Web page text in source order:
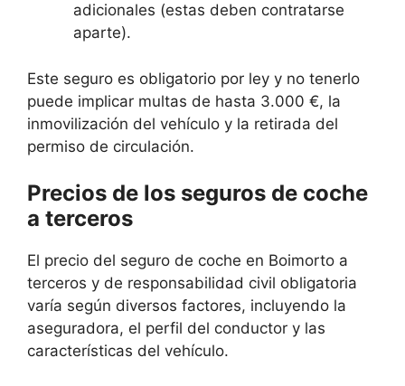
adicionales (estas deben contratarse
aparte).
Este seguro es obligatorio por ley y no tenerlo
puede implicar multas de hasta 3.000 €, la
inmovilización del vehículo y la retirada del
permiso de circulación.
Precios de los seguros de coche
a terceros
El precio del seguro de coche en Boimorto a
terceros y de responsabilidad civil obligatoria
varía según diversos factores, incluyendo la
aseguradora, el perfil del conductor y las
características del vehículo.